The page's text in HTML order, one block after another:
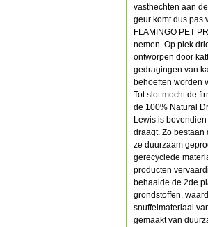
vasthechten aan
geur komt dus pas
FLAMINGO PET
nemen. Op plek
ontworpen door
gedragingen van
behoeften worden
Tot slot mocht de
de 100% Natural
Lewis is
draagt. Zo
ze duurzaam
gerecyclede
producten
behaalde de 2de
grondstoffen,
snuffelmateriaal
gemaakt van